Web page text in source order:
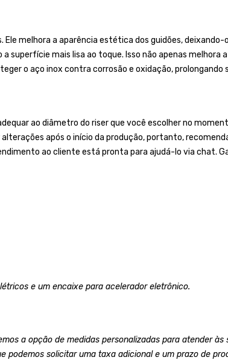
melhora a aparência estética dos guidões,
superfície mais lisa ao toque. Isso não apenas
o aço inox contra corrosão e oxidação, prolongando
ao diâmetro do riser que você escolher no
após o início da produção, portanto,
ao cliente está pronta para ajudá-lo via chat.
e um encaixe para acelerador eletrônico.
a opção de medidas personalizadas para atender
solicitar uma taxa adicional e um prazo de